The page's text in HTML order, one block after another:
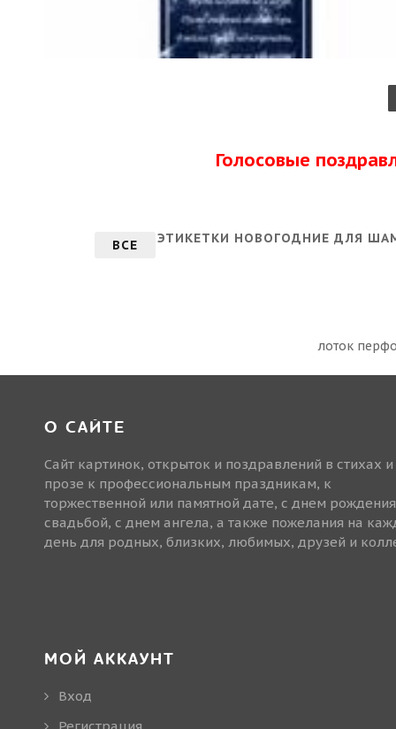
Голосовые
ВСЕ ЭТИКЕТКИ НОВОГОДНИЕ ДЛЯ
лоток
О САЙТЕ
Сайт картинок, открыток и поздравлений в стихах и
прозе к профессиональным праздникам, к
торжественной или памятной дате, с днем
свадьбой, с днем ангела, а также пожелания на
день для родных, близких, любимых, друзей и
МОЙ АККАУНТ
Вход